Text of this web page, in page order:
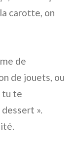
carotte, on
de
de jouets, ou
tu te
».